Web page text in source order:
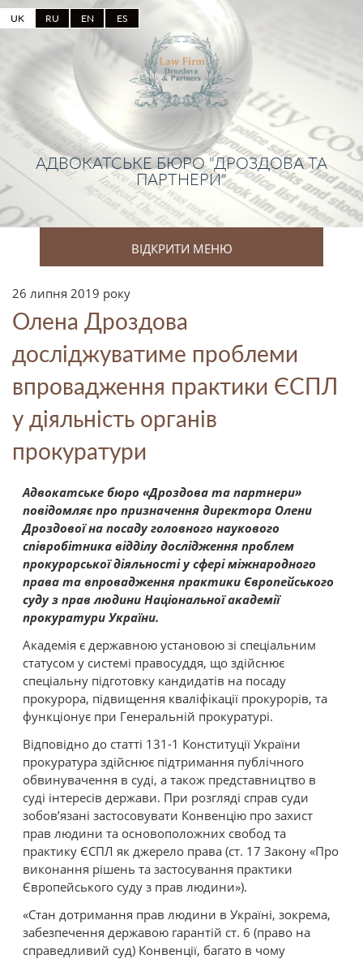
UK RU EN ES
АДВОКАТСЬКЕ БЮРО "ДРОЗДОВА ТА
ПАРТНЕРИ"
ВІДКРИТИ МЕНЮ
26 липня 2019 року
Олена Дроздова
досліджуватиме проблеми
впровадження практики ЄСПЛ
у діяльність органів
прокуратури
Адвокатське бюро «Дроздова та партнери»
повідомляє про призначення директора Олени
Дроздової на посаду головного наукового
співробітника відділу дослідження проблем
прокурорської діяльності у сфері міжнародного
права та впровадження практики Європейського
суду з прав людини Національної академії
прокуратури України.
Академія є державною установою зі спеціальним
статусом у системі правосуддя, що здійснює
спеціальну підготовку кандидатів на посаду
прокурора, підвищення кваліфікації прокурорів, та
функціонує при Генеральній прокуратурі.
Відповідно до статті 131-1 Конституції України
прокуратура здійснює підтримання публічного
обвинувачення в суді, а також представництво в
суді інтересів держави. При розгляді справ суди
зобов’язані застосовувати Конвенцію про захист
прав людини та основоположних свобод та
практику ЄСПЛ як джерело права (ст. 17 Закону «Про
виконання рішень та застосування практики
Європейського суду з прав людини»).
«Стан дотримання прав людини в Україні, зокрема,
забезпечення державою гарантій ст. 6 (право на
справедливий суд) Конвенції, багато в чому